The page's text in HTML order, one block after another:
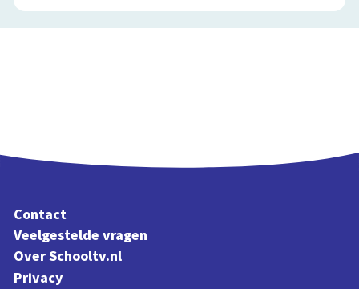
Contact
Veelgestelde vragen
Over Schooltv.nl
Privacy